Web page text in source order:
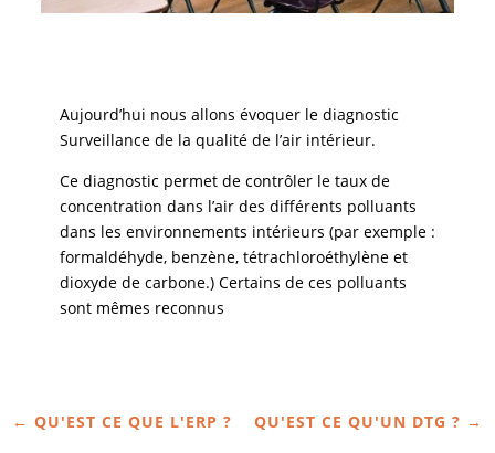
Aujourd’hui nous allons évoquer le diagnostic
Surveillance de la qualité de l’air intérieur.
Ce diagnostic permet de contrôler le taux de
concentration dans l’air des différents polluants
dans les environnements intérieurs (par exemple :
formaldéhyde, benzène, tétrachloroéthylène et
dioxyde de carbone.) Certains de ces polluants
sont mêmes reconnus
←QU'EST CE QUE L'ERP ? QU'EST CE QU'UN DTG ? →